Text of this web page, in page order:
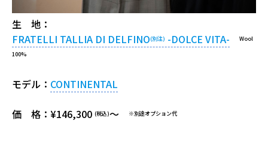
生 地：
FRATELLI TALLIA DI DELFINO(別注) -DOLCE VITA-
Wool
100%
モデル： CONTINENTAL
価 格：¥146,300 (税込)～ ※別途オプション代